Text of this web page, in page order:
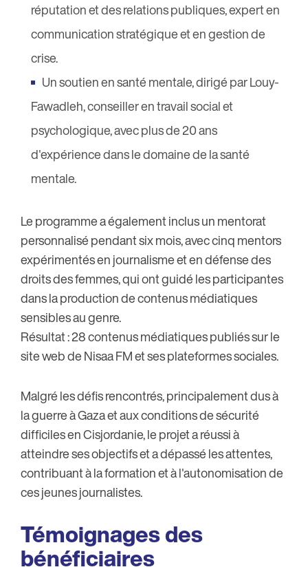
réputation et des relations publiques, expert en
communication stratégique et en gestion de
crise.
Un soutien en santé mentale, dirigé par Louy-
Fawadleh, conseiller en travail social et
psychologique, avec plus de 20 ans
d'expérience dans le domaine de la santé
mentale.
Le programme a également inclus un mentorat
personnalisé pendant six mois, avec cinq mentors
expérimentés en journalisme et en défense des
droits des femmes, qui ont guidé les participantes
dans la production de contenus médiatiques
sensibles au genre.
Résultat : 28 contenus médiatiques publiés sur le
site web de Nisaa FM et ses plateformes sociales.
Malgré les défis rencontrés, principalement dus à
la guerre à Gaza et aux conditions de sécurité
difficiles en Cisjordanie, le projet a réussi à
atteindre ses objectifs et a dépassé les attentes,
contribuant à la formation et à l'autonomisation de
ces jeunes journalistes.
Témoignages des
bénéficiaires